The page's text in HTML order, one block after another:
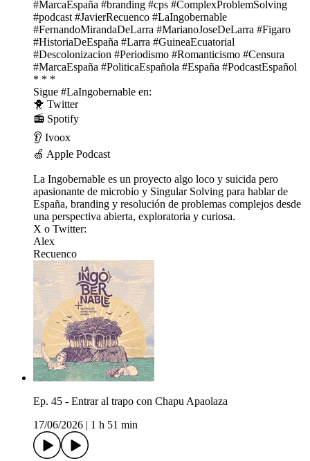
#MarcaEspaña #branding #cps #ComplexProblemSolving
#podcast #JavierRecuenco #LaIngobernable
#FernandoMirandaDeLarra #MarianoJoseDeLarra #Figaro
#HistoriaDeEspaña #Larra #GuineaEcuatorial
#Descolonizacion #Periodismo #Romanticismo #Censura
#MarcaEspaña #PoliticaEspañola #España #PodcastEspañol
* * *
Sigue #LaIngobernable en:
🐥 ⁠⁠⁠⁠⁠⁠⁠Twitter⁠⁠⁠⁠⁠⁠⁠
📻 ⁠⁠⁠⁠⁠⁠⁠Spotify⁠⁠⁠⁠⁠⁠⁠
👂 ⁠⁠⁠⁠⁠⁠⁠Ivoox⁠⁠⁠⁠⁠⁠⁠
🍏 ⁠⁠⁠⁠⁠⁠⁠Apple Podcast⁠⁠⁠⁠⁠⁠⁠
La Ingobernable es un proyecto algo loco y suicida pero
apasionante de ⁠⁠⁠⁠⁠⁠⁠microbio⁠⁠⁠⁠⁠⁠⁠ y ⁠⁠⁠⁠⁠⁠⁠Singular Solving⁠⁠⁠⁠⁠⁠⁠ para hablar de
España, branding y resolución de problemas complejos desde
una perspectiva abierta, exploratoria y curiosa.
X o Twitter:
⁠⁠⁠⁠⁠⁠⁠Alex⁠⁠⁠⁠⁠⁠⁠
⁠⁠⁠⁠⁠⁠⁠Recuenco⁠⁠
Ep. 45 - Entrar al trapo con Chapu Apaolaza
17/06/2026
1 h 51 min